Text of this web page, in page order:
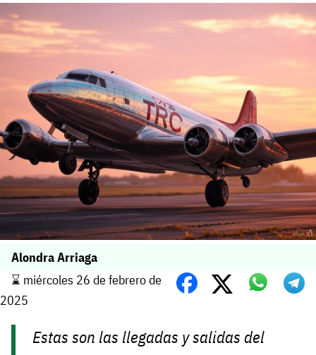
Alondra Arriaga
⌛️ miércoles 26 de febrero de
2025
Estas son las llegadas y salidas del